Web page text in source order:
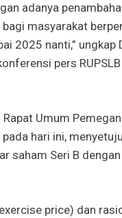
adanya
masyarakat
2025 nanti,” ungkap
pers
Umum
pada hari ini,
saham Seri B
price) dan